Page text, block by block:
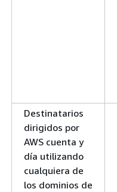
Destinatarios
dirigidos por
AWS cuenta y
día utilizando
cualquiera de
los dominios de